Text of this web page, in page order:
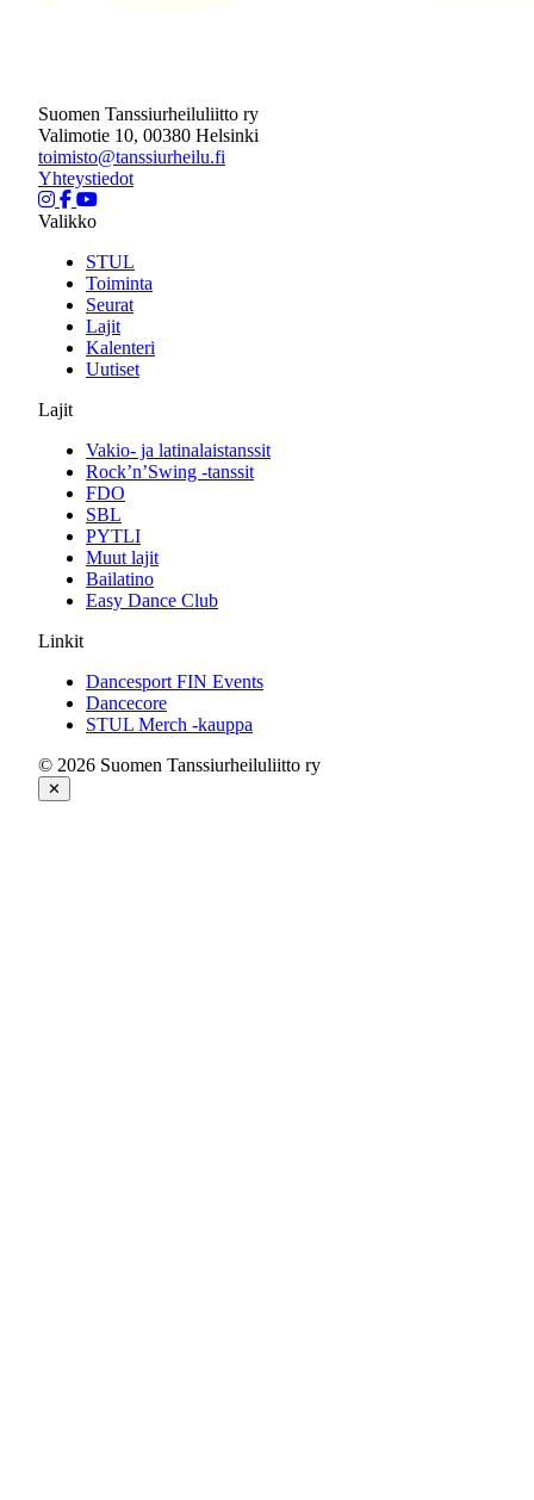
Suomen Tanssiurheiluliitto ry
Valimotie 10, 00380 Helsinki
toimisto@tanssiurheilu.fi
Yhteystiedot
Valikko
STUL
Toiminta
Seurat
Lajit
Kalenteri
Uutiset
Lajit
Vakio- ja latinalaistanssit
Rock’n’Swing -tanssit
FDO
SBL
PYTLI
Muut lajit
Bailatino
Easy Dance Club
Linkit
Dancesport FIN Events
Dancecore
STUL Merch -kauppa
© 2026 Suomen Tanssiurheiluliitto ry
✕